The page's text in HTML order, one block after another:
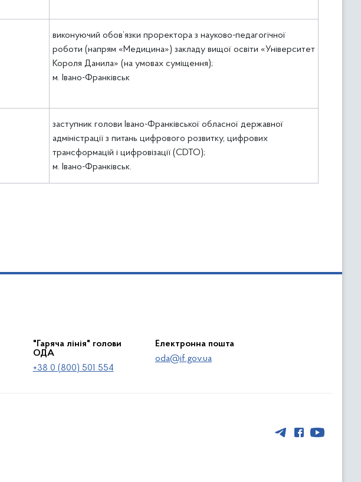
виконуючий обов’язки проректора з науково-педагогічної
роботи (напрям «Медицина») закладу вищої освіти «Університет
Короля Данила» (на умовах суміщення);
м. Івано-Франківськ
заступник голови Івано-Франківської обласної державної
адміністрації з питань цифрового розвитку, цифрових
трансформацій і цифровізації (CDTO);
м. Івано-Франківськ.
"Гаряча лінія" голови
ОДА
+38 0 (800) 501 554
Електронна пошта
oda@if.gov.ua